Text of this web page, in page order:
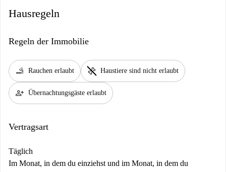
Hausregeln
Regeln der Immobilie
smoking_rooms Rauchen erlaubt pet_supplies Haustiere sind nicht erlaubt
person_add Übernachtungsgäste erlaubt
Vertragsart
Täglich
Im Monat, in dem du einziehst und im Monat, in dem du